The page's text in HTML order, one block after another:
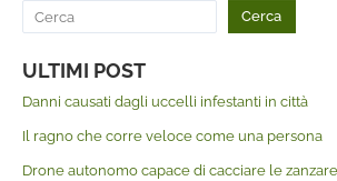
Cerca
ULTIMI POST
Danni causati dagli uccelli infestanti in città
Il ragno che corre veloce come una persona
Drone autonomo capace di cacciare le zanzare